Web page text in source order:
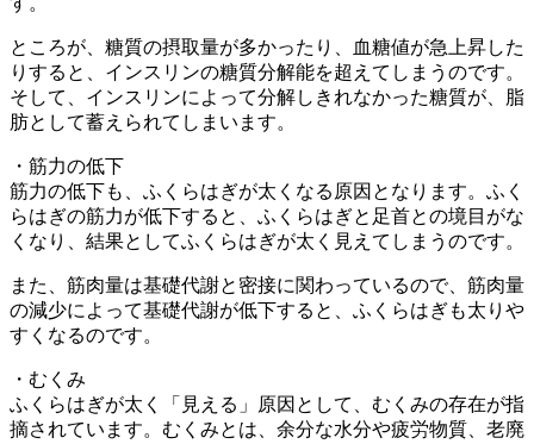
ところが、糖質の摂取量が多かったり、血糖値が急上昇した
りすると、インスリンの糖質分解能を超えてしまうのです。
そして、インスリンによって分解しきれなかった糖質が、脂
肪として蓄えられてしまいます。
・筋力の低下
筋力の低下も、ふくらはぎが太くなる原因となります。ふく
らはぎの筋力が低下すると、ふくらはぎと足首との境目がな
くなり、結果としてふくらはぎが太く見えてしまうのです。
また、筋肉量は基礎代謝と密接に関わっているので、筋肉量
の減少によって基礎代謝が低下すると、ふくらはぎも太りや
すくなるのです。
・むくみ
ふくらはぎが太く「見える」原因として、むくみの存在が指
摘されています。むくみとは、余分な水分や疲労物質、老廃